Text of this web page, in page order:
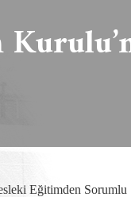
Eğitimden